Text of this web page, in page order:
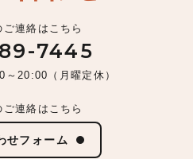
連絡はこちら
7445
～20:00（月曜定休）
ご連絡はこちら
せフォーム